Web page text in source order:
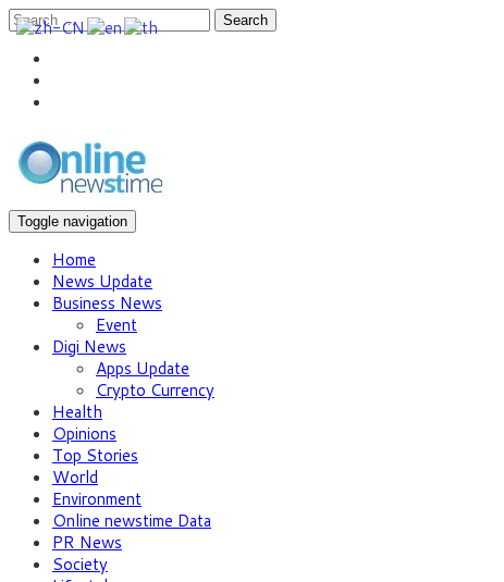
Search
Toggle navigation
Home
News Update
Business News
Event
Digi News
Apps Update
Crypto Currency
Health
Opinions
Top Stories
World
Environment
Online newstime Data
PR News
Society